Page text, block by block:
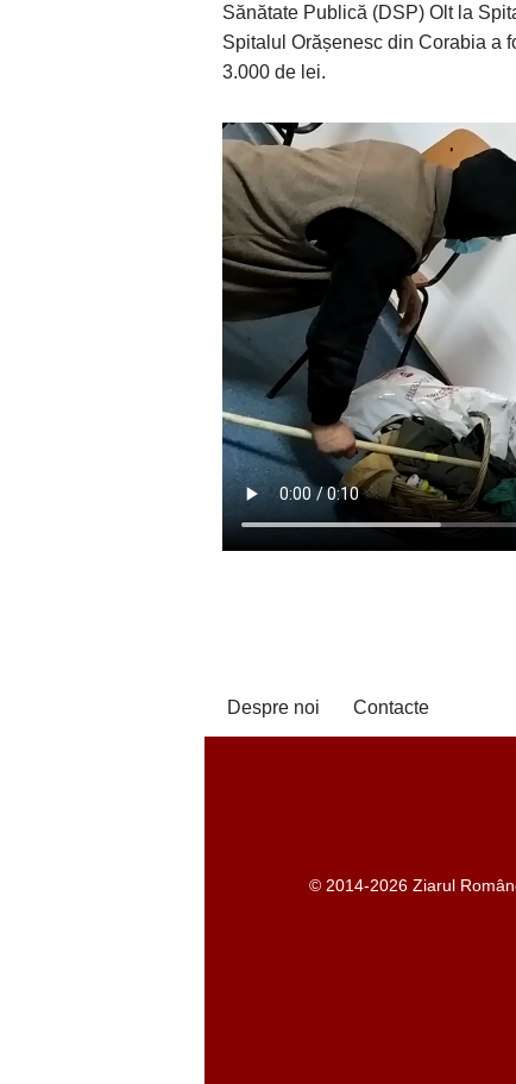
Sănătate Publică (DSP) Olt la
Spitalul Orășenesc din Corabia a
3.000 de lei.
Despre noi Contacte
© 2014-2026 Ziarul